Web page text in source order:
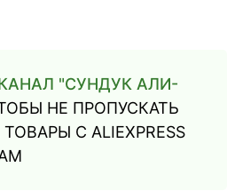
"СУНДУК АЛИ-
НЕ ПРОПУСКАТЬ
С ALIEXPRESS